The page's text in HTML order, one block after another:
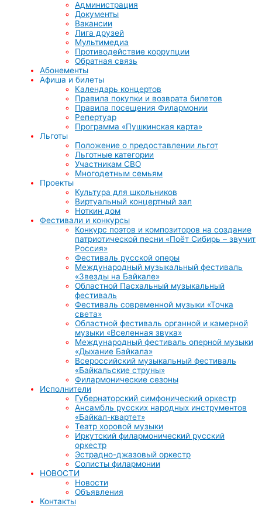
Администрация
Документы
Вакансии
Лига друзей
Мультимедиа
Противодействие коррупции
Обратная связь
Абонементы
Афиша и билеты
Календарь концертов
Правила покупки и возврата билетов
Правила посещения Филармонии
Репертуар
Программа «Пушкинская карта»
Льготы
Положение о предоставлении льгот
Льготные категории
Участникам СВО
Многодетным семьям
Проекты
Культура для школьников
Виртуальный концертный зал
Ноткин дом
Фестивали и конкурсы
Конкурс поэтов и композиторов на создание
патриотической песни «Поёт Сибирь – звучит
Россия»
Фестиваль русской оперы
Международный музыкальный фестиваль
«Звезды на Байкале»
Областной Пасхальный музыкальный
фестиваль
Фестиваль современной музыки «Точка
света»
Областной фестиваль органной и камерной
музыки «Вселенная звука»
Международный фестиваль оперной музыки
«Дыхание Байкала»
Всероссийский музыкальный фестиваль
«Байкальские струны»
Филармонические сезоны
Исполнители
Губернаторский симфонический оркестр
Ансамбль русских народных инструментов
«Байкал-квартет»
Театр хоровой музыки
Иркутский филармонический русский
оркестр
Эстрадно-джазовый оркестр
Солисты филармонии
НОВОСТИ
Новости
Объявления
Контакты